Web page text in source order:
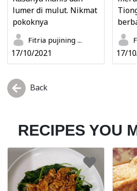
lumer di mulut. Nikmat
pokoknya
Fitria pujining ...
17/10/2021 17/
Back
RECIPES YOU